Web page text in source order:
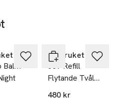
Balm
L:a Bruket
069 Refill
Flytande Tvål
Lemongrass
480 kr